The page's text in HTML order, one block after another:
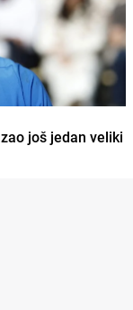
još jedan veliki